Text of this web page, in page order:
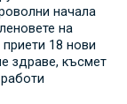
начала
на
18 нови
здраве, късмет